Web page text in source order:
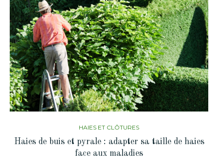
HAIES ET CLÔTURES
Haies de buis et pyrale : adapter sa taille de haies
face aux maladies